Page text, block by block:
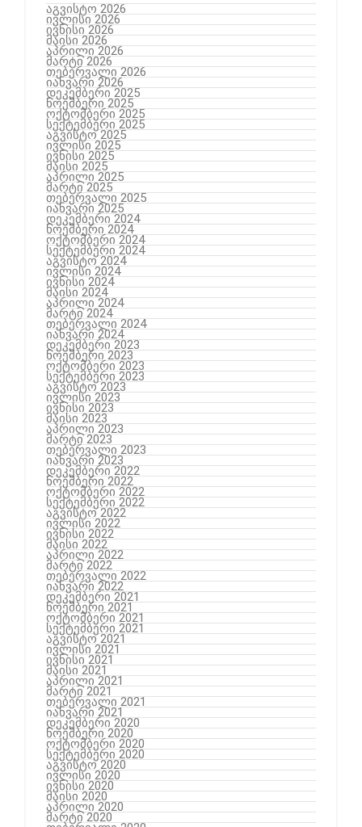
აგვისტო 2026
ივლისი 2026
ივნისი 2026
მაისი 2026
აპრილი 2026
მარტი 2026
თებერვალი 2026
იანვარი 2026
დეკემბერი 2025
ნოემბერი 2025
ოქტომბერი 2025
სექტემბერი 2025
აგვისტო 2025
ივლისი 2025
ივნისი 2025
მაისი 2025
აპრილი 2025
მარტი 2025
თებერვალი 2025
იანვარი 2025
დეკემბერი 2024
ნოემბერი 2024
ოქტომბერი 2024
სექტემბერი 2024
აგვისტო 2024
ივლისი 2024
ივნისი 2024
მაისი 2024
აპრილი 2024
მარტი 2024
თებერვალი 2024
იანვარი 2024
დეკემბერი 2023
ნოემბერი 2023
ოქტომბერი 2023
სექტემბერი 2023
აგვისტო 2023
ივლისი 2023
ივნისი 2023
მაისი 2023
აპრილი 2023
მარტი 2023
თებერვალი 2023
იანვარი 2023
დეკემბერი 2022
ნოემბერი 2022
ოქტომბერი 2022
სექტემბერი 2022
აგვისტო 2022
ივლისი 2022
ივნისი 2022
მაისი 2022
აპრილი 2022
მარტი 2022
თებერვალი 2022
იანვარი 2022
დეკემბერი 2021
ნოემბერი 2021
ოქტომბერი 2021
სექტემბერი 2021
აგვისტო 2021
ივლისი 2021
ივნისი 2021
მაისი 2021
აპრილი 2021
მარტი 2021
თებერვალი 2021
იანვარი 2021
დეკემბერი 2020
ნოემბერი 2020
ოქტომბერი 2020
სექტემბერი 2020
აგვისტო 2020
ივლისი 2020
ივნისი 2020
მაისი 2020
აპრილი 2020
მარტი 2020